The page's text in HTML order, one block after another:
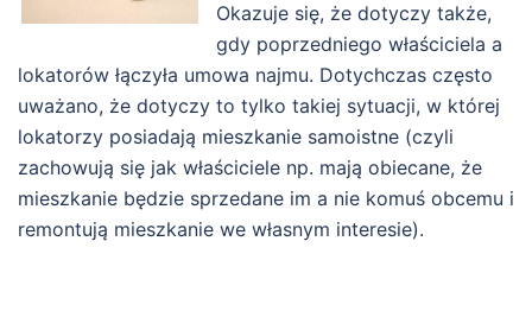
Okazuje się, że dotyczy także,
gdy poprzedniego właściciela a
lokatorów łączyła umowa najmu. Dotychczas często
uważano, że dotyczy to tylko takiej sytuacji, w której
lokatorzy posiadają mieszkanie samoistne (czyli
zachowują się jak właściciele np. mają obiecane, że
mieszkanie będzie sprzedane im a nie komuś obcemu i
remontują mieszkanie we własnym interesie).